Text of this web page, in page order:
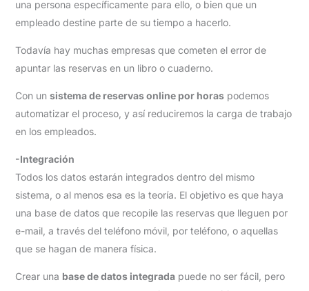
una persona específicamente para ello, o bien que un
empleado destine parte de su tiempo a hacerlo.
Todavía hay muchas empresas que cometen el error de
apuntar las reservas en un libro o cuaderno.
Con un sistema de reservas online por horaspodemos
automatizar el proceso, y así reduciremos la carga de trabajo
en los empleados.
-Integración
Todos los datos estarán integrados dentro del mismo
sistema, o al menos esa es la teoría. El objetivo es que haya
una base de datos que recopile las reservas que lleguen por
e-mail, a través del teléfono móvil, por teléfono, o aquellas
que se hagan de manera física.
Crear una base de datos integradapuede no ser fácil, pero